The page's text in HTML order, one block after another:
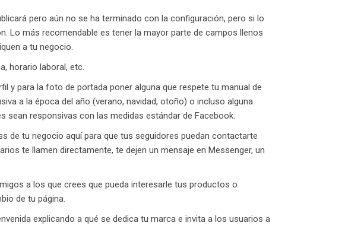
pero aún no se ha terminado con la configuración, pero si lo
Lo más recomendable es tener la mayor parte de campos llenos
a tu negocio.
horario laboral, etc.
para la foto de portada poner alguna que respete tu manual de
a la época del año (verano, navidad, otoño) o incluso alguna
sean responsivas con las medidas estándar de Facebook.
de tu negocio aquí para que tus seguidores puedan contactarte
te llamen directamente, te dejen un mensaje en Messenger, un
a los que crees que pueda interesarle tus productos o
de tu página.
explicando a qué se dedica tu marca e invita a los usuarios a